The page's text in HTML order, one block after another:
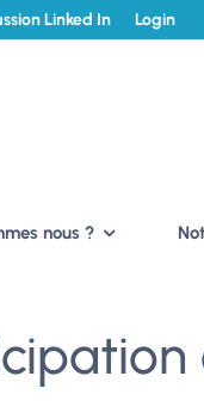
Linked In Login
nous ?